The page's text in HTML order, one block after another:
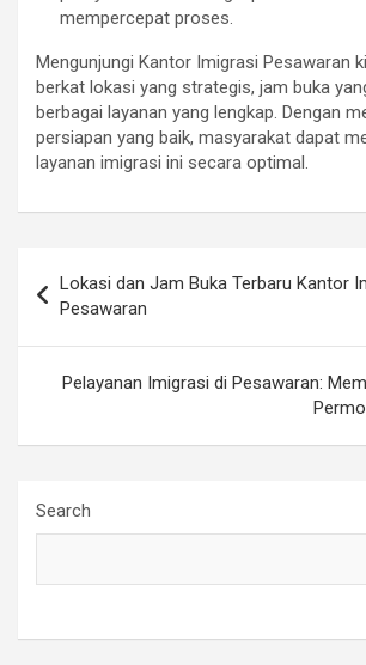
mempercepat proses.
Mengunjungi Kantor Imigrasi Pesawaran
berkat lokasi yang strategis, jam buka
berbagai layanan yang lengkap. Dengan
persiapan yang baik, masyarakat dapat
layanan imigrasi ini secara optimal.
navigation
Lokasi dan Jam Buka Terbaru Kantor
Pesawaran
Pelayanan Imigrasi di Pesawaran:
Search